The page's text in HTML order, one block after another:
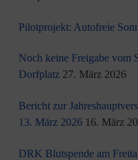
Pilotprojekt: Autofreie
Noch keine Freigabe vom
Dorfplatz 27. März 2026
Bericht zur
13. März 2026 16. März
DRK Blutspende am